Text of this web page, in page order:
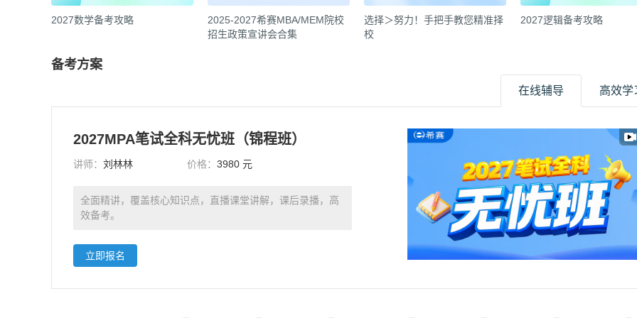
2027数学备考攻略
2025-2027希赛MBA/MEM院校
招生政策宣讲会合集
选择＞努力！手把手教您精准择
校
2027逻辑备考攻略
备考方案
在线辅导 高效学
2027MPA笔试全科无忧班（锦程班）
讲师： 刘林林 价格： 3980 元
全面精讲，覆盖核心知识点，直播课堂讲解，课后录播，高
效备考。
立即报名